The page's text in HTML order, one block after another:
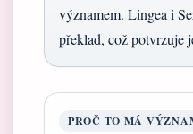
významem. Lingea i
překlad, což potvrzuje
PROČ TO MÁ